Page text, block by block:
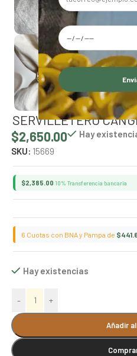
Alternative:
SERVILLETERO
$2,650.00
Hay
SKU: 15669
$2,385.00 10% Transferencia bancaria
6 Cuotas con BNA y Pampa de $
Hay existencias
- +
Añadir
Alternative: